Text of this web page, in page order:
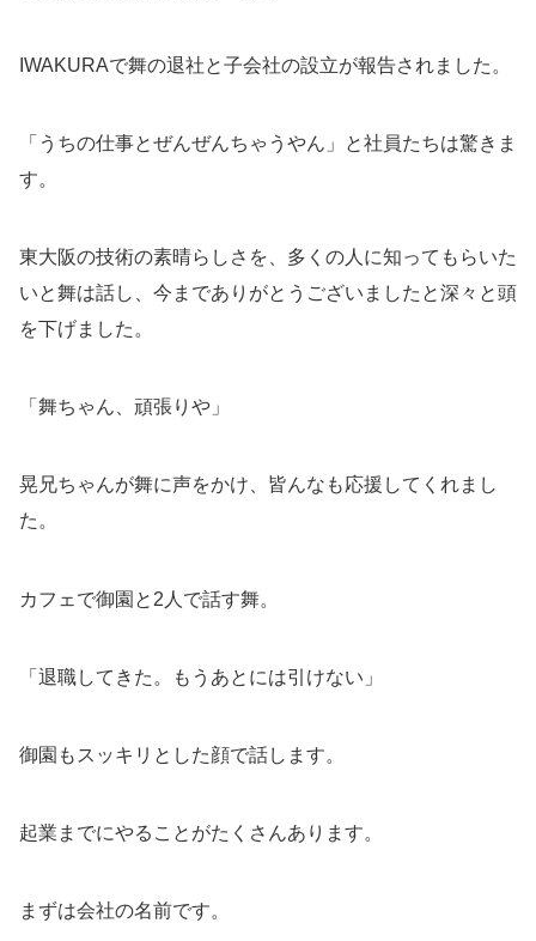
IWAKURAで舞の退社と子会社の設立が報告されました。
「うちの仕事とぜんぜんちゃうやん」と社員たちは驚きま
す。
東大阪の技術の素晴らしさを、多くの人に知ってもらいた
いと舞は話し、今までありがとうございましたと深々と頭
を下げました。
「舞ちゃん、頑張りや」
晃兄ちゃんが舞に声をかけ、皆んなも応援してくれまし
た。
カフェで御園と2人で話す舞。
「退職してきた。もうあとには引けない」
御園もスッキリとした顔で話します。
起業までにやることがたくさんあります。
まずは会社の名前です。